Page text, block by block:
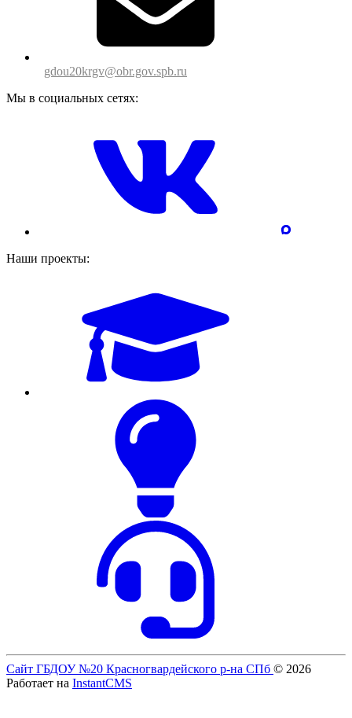
gdou20krgv@obr.gov.spb.ru
Мы в социальных сетях:
Наши проекты:
Сайт ГБДОУ №20 Красногвардейского р-на СПб © 2026
Работает на InstantCMS